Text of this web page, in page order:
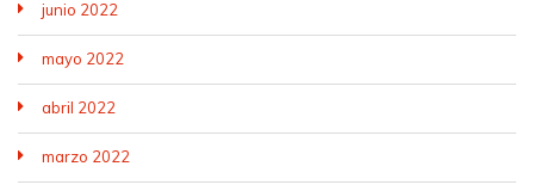
junio 2022
mayo 2022
abril 2022
marzo 2022